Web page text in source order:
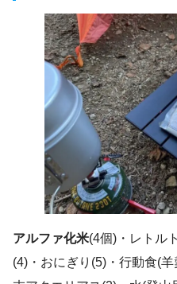
アルファ化米(4個)・レトル
(4)・おにぎり(5)・行動食(